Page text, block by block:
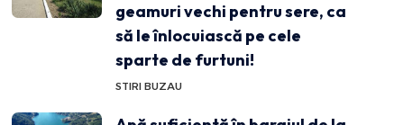
geamuri vechi pentru sere, ca
să le înlocuiască pe cele
sparte de furtuni!
STIRI BUZAU